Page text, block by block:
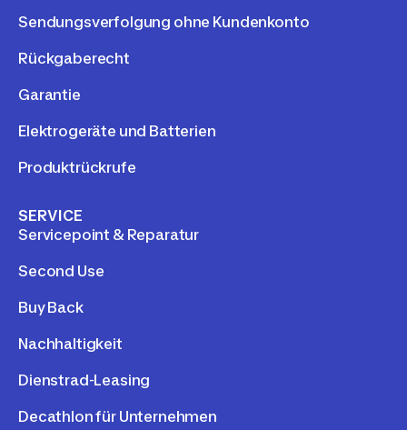
Sendungsverfolgung ohne Kundenkonto
Rückgaberecht
Garantie
Elektrogeräte und Batterien
Produktrückrufe
SERVICE
Servicepoint & Reparatur
Second Use
Buy Back
Nachhaltigkeit
Dienstrad-Leasing
Decathlon für Unternehmen